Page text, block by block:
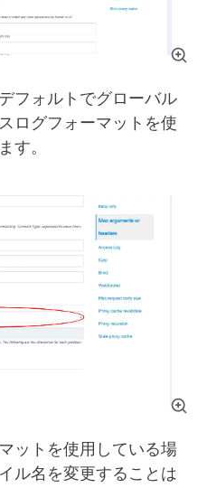
フォルトでグローバル
ログフォーマットを使
す。
ットを使用している場
ル名を変更することは